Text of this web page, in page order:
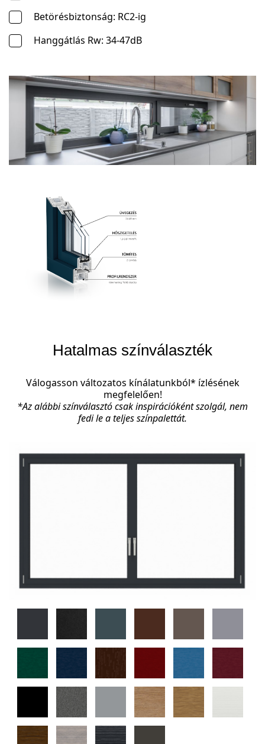
Betörésbiztonság: RC2-ig
Hanggátlás Rw: 34-47dB
Hatalmas színválaszték
Válogasson változatos kínálatunkból* ízlésének
megfelelően!
*Az alábbi színválasztó csak inspirációként szolgál, nem
fedi le a teljes színpalettát.